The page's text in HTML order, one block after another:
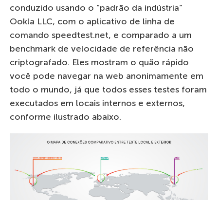
conduzido usando o “padrão da indústria”
Ookla LLC, com o aplicativo de linha de
comando speedtest.net, e comparado a um
benchmark de velocidade de referência não
criptografado. Eles mostram o quão rápido
você pode navegar na web anonimamente em
todo o mundo, já que todos esses testes foram
executados em locais internos e externos,
conforme ilustrado abaixo.